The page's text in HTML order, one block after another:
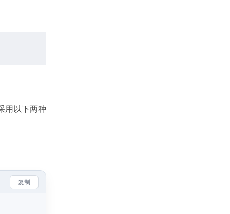
用以下两种
复制